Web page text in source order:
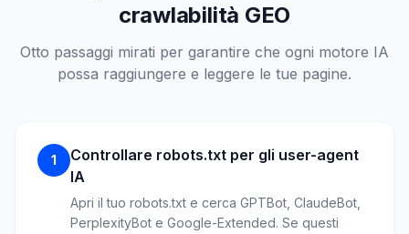
crawlabilità GEO
Otto passaggi mirati per garantire che ogni motore IA
possa raggiungere e leggere le tue pagine.
1
Controllare robots.txt per gli user-agent
IA
Apri il tuo robots.txt e cerca GPTBot, ClaudeBot,
PerplexityBot e Google-Extended. Se questi